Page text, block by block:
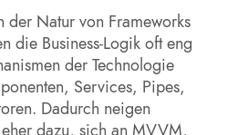
der Natur von Frameworks
die Business-Logik oft eng
der Technologie
Services, Pipes,
Dadurch neigen
dazu, sich an MVVM,